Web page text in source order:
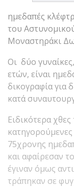
ημεδαπές
του
Μοναστηράκι
Οι δύο
ετών, είναι
δικογραφία για
κατά
Ειδικότερα
κατηγορούμενες
75χρονης
και αφαίρεσαν
έγιναν όμως
τράπηκαν σε